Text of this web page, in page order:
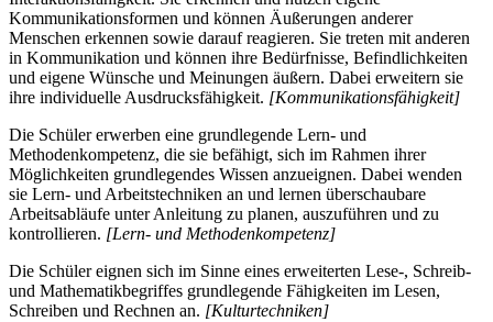
Kommunikationsformen und können Äußerungen anderer
Menschen erkennen sowie darauf reagieren. Sie treten mit anderen
in Kommunikation und können ihre Bedürfnisse, Befindlichkeiten
und eigene Wünsche und Meinungen äußern. Dabei erweitern sie
ihre individuelle Ausdrucksfähigkeit. [Kommunikationsfähigkeit]
Die Schüler erwerben eine grundlegende Lern- und
Methodenkompetenz, die sie befähigt, sich im Rahmen ihrer
Möglichkeiten grundlegendes Wissen anzueignen. Dabei wenden
sie Lern- und Arbeitstechniken an und lernen überschaubare
Arbeitsabläufe unter Anleitung zu planen, auszuführen und zu
kontrollieren. [Lern- und Methodenkompetenz]
Die Schüler eignen sich im Sinne eines erweiterten Lese-, Schreib-
und Mathematikbegriffes grundlegende Fähigkeiten im Lesen,
Schreiben und Rechnen an. [Kulturtechniken]